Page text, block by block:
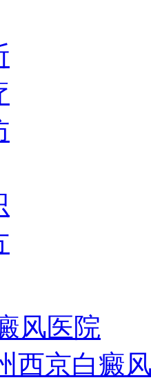
西京白癜